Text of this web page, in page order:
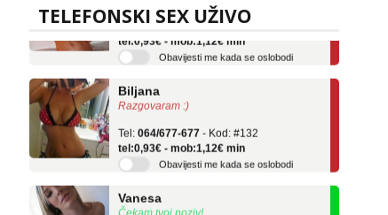
TELEFONSKI SEX UŽIVO
Tel: 064/677-677 - Kod: #75
tel:0,93€ - mob:1,12€ min
Obavijesti me kada se oslobodi
Razgovaram :)
064/677-677
tel:0,93€ - mob:1,12€ min
Obavijesti me kada se oslobodi
Čekam tvoj poziv!